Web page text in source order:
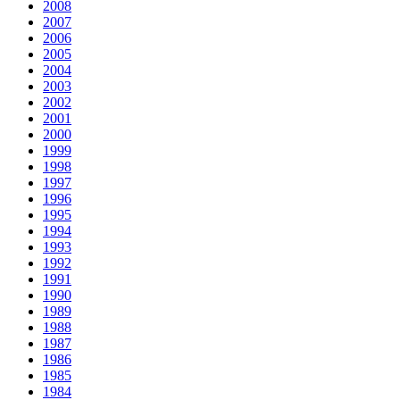
2008
2007
2006
2005
2004
2003
2002
2001
2000
1999
1998
1997
1996
1995
1994
1993
1992
1991
1990
1989
1988
1987
1986
1985
1984